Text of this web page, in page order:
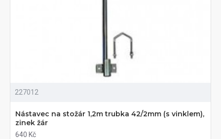
227012
Nástavec na stožár 1,2m trubka 42/2mm (s vinklem),
zinek žár
640 Kč